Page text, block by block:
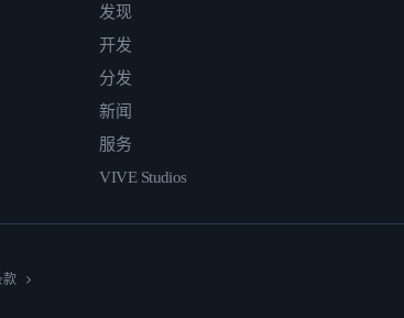
发现
开发
分发
新闻
服务
VIVE Studios
款